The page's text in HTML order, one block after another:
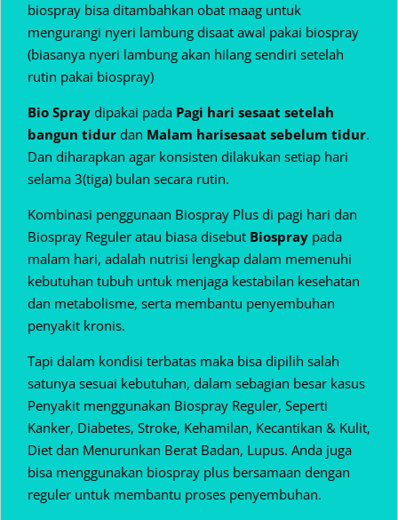
biospray bisa ditambahkan obat maag untuk
mengurangi nyeri lambung disaat awal pakai biospray
(biasanya nyeri lambung akan hilang sendiri setelah
rutin pakai biospray)
Bio Spray dipakai pada Pagi hari sesaat setelah
bangun tidur dan Malam harisesaat sebelum tidur.
Dan diharapkan agar konsisten dilakukan setiap hari
selama 3(tiga) bulan secara rutin.
Kombinasi penggunaan Biospray Plus di pagi hari dan
Biospray Reguler atau biasa disebut Biospray pada
malam hari, adalah nutrisi lengkap dalam memenuhi
kebutuhan tubuh untuk menjaga kestabilan kesehatan
dan metabolisme, serta membantu penyembuhan
penyakit kronis.
Tapi dalam kondisi terbatas maka bisa dipilih salah
satunya sesuai kebutuhan, dalam sebagian besar kasus
Penyakit menggunakan Biospray Reguler, Seperti
Kanker, Diabetes, Stroke, Kehamilan, Kecantikan & Kulit,
Diet dan Menurunkan Berat Badan, Lupus. Anda juga
bisa menggunakan biospray plus bersamaan dengan
reguler untuk membantu proses penyembuhan.